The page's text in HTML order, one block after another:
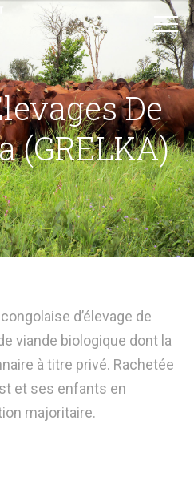
De
(GRELKA)
d’élevage de
viande biologique dont la
à titre privé. Rachetée
et ses enfants en
majoritaire.